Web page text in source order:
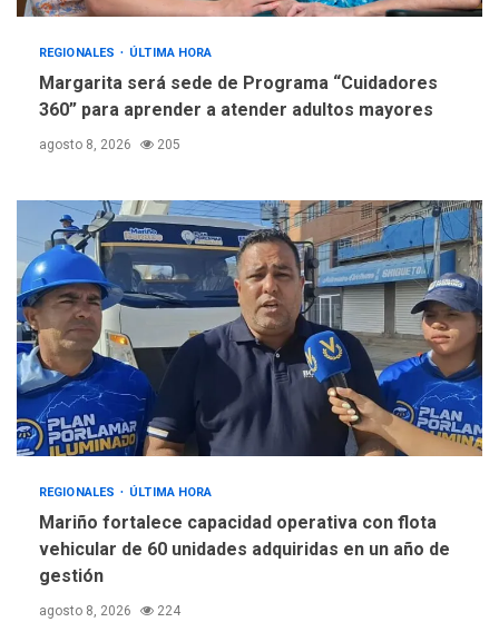
REGIONALES ÚLTIMA HORA
Margarita será sede de Programa “Cuidadores
360” para aprender a atender adultos mayores
agosto 8, 2026 205
REGIONALES ÚLTIMA HORA
Mariño fortalece capacidad operativa con flota
vehicular de 60 unidades adquiridas en un año de
gestión
agosto 8, 2026 224